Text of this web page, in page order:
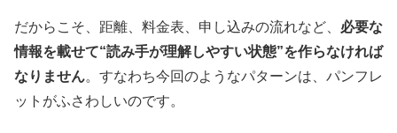
だからこそ、距離、料金表、申し込みの流れなど、 必要な
情報を載せて“読み手が理解しやすい状態”を作らなければ
なりません。すなわち今回のようなパターンは、パンフレ
ットがふさわしいのです。